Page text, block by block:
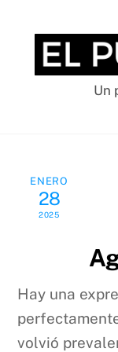
content
Un
ENERO
28
2025
Hay una
volvió